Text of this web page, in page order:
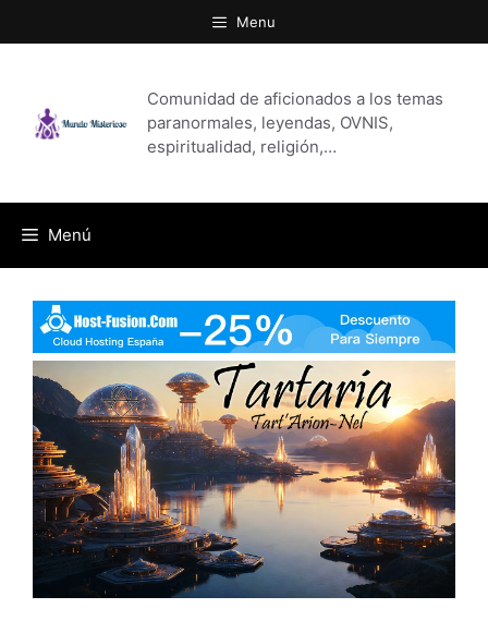
al
Menu
Comunidad de aficionados a los temas
paranormales, leyendas, OVNIS,
espiritualidad, religión,…
Menú